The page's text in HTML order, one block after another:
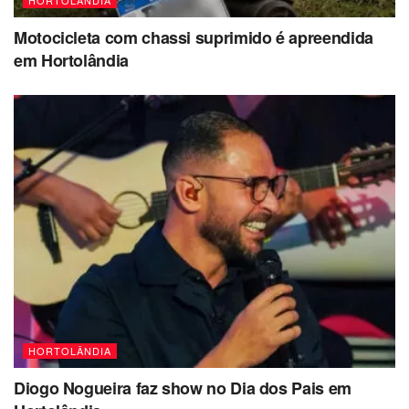
Motocicleta com chassi suprimido é apreendida
em Hortolândia
HORTOLÂNDIA
Diogo Nogueira faz show no Dia dos Pais em